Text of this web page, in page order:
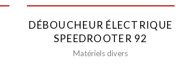
DÉBOUCHEUR ÉLECTRIQUE
SPEEDROOTER 92
Matériels divers